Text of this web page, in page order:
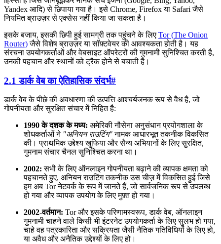
Yandex आदि) से छिपाया गया है। इसे Chrome, Firefox या Safari जैसे
नियमित ब्राउज़र से एक्सेस नहीं किया जा सकता है।
इसके बजाय, इसकी छिपी हुई सामग्री तक पहुंचने के लिए Tor (The Onion
Router)जैसे विशेष ब्राउज़र या सॉफ़्टवेयर की आवश्यकता होती है। यह
संरचना उपयोगकर्ताओं और वेबसाइट ऑपरेटरों की गुमनामी सुनिश्चित करती है,
उनकी पहचान और स्थानों को ट्रैक होने से बचाती है।
2.1 डार्क वेब का ऐतिहासिक संदर्भ#
डार्क वेब के पीछे की अवधारणा की उत्पत्ति आश्चर्यजनक रूप से वैध है, जो
गोपनीयता और सुरक्षित संचार में निहित है:
1990 के दशक के मध्य: अमेरिकी नौसेना अनुसंधान प्रयोगशाला के
शोधकर्ताओं ने "अनियन राउटिंग"नामक आधारभूत तकनीक विकसित
की। प्राथमिक उद्देश्य खुफिया और सैन्य अभियानों के लिए सुरक्षित,
गुमनाम संचार चैनल सुनिश्चित करना था।
2002: सभी के लिए ऑनलाइन गोपनीयता बढ़ाने की व्यापक क्षमता को
पहचानते हुए, अनियन राउटिंग तकनीक उस चीज़ में विकसित हुई जिसे
हम अब Tor नेटवर्क के रूप में जानते हैं, जो सार्वजनिक रूप से उपलब्ध
हो गया और व्यापक उपयोग के लिए मुफ़्त हो गया।
2002-वर्तमान: Tor और इसके परिणामस्वरूप, डार्क वेब, ऑनलाइन
गुमनामी चाहने वाले किसी भी इंटरनेट उपयोगकर्ता के लिए सुलभ हो गया,
चाहे वह पत्रकारिता और सक्रियता जैसी नैतिक गतिविधियों के लिए हो,
या अवैध और अनैतिक उद्देश्यों के लिए हो।